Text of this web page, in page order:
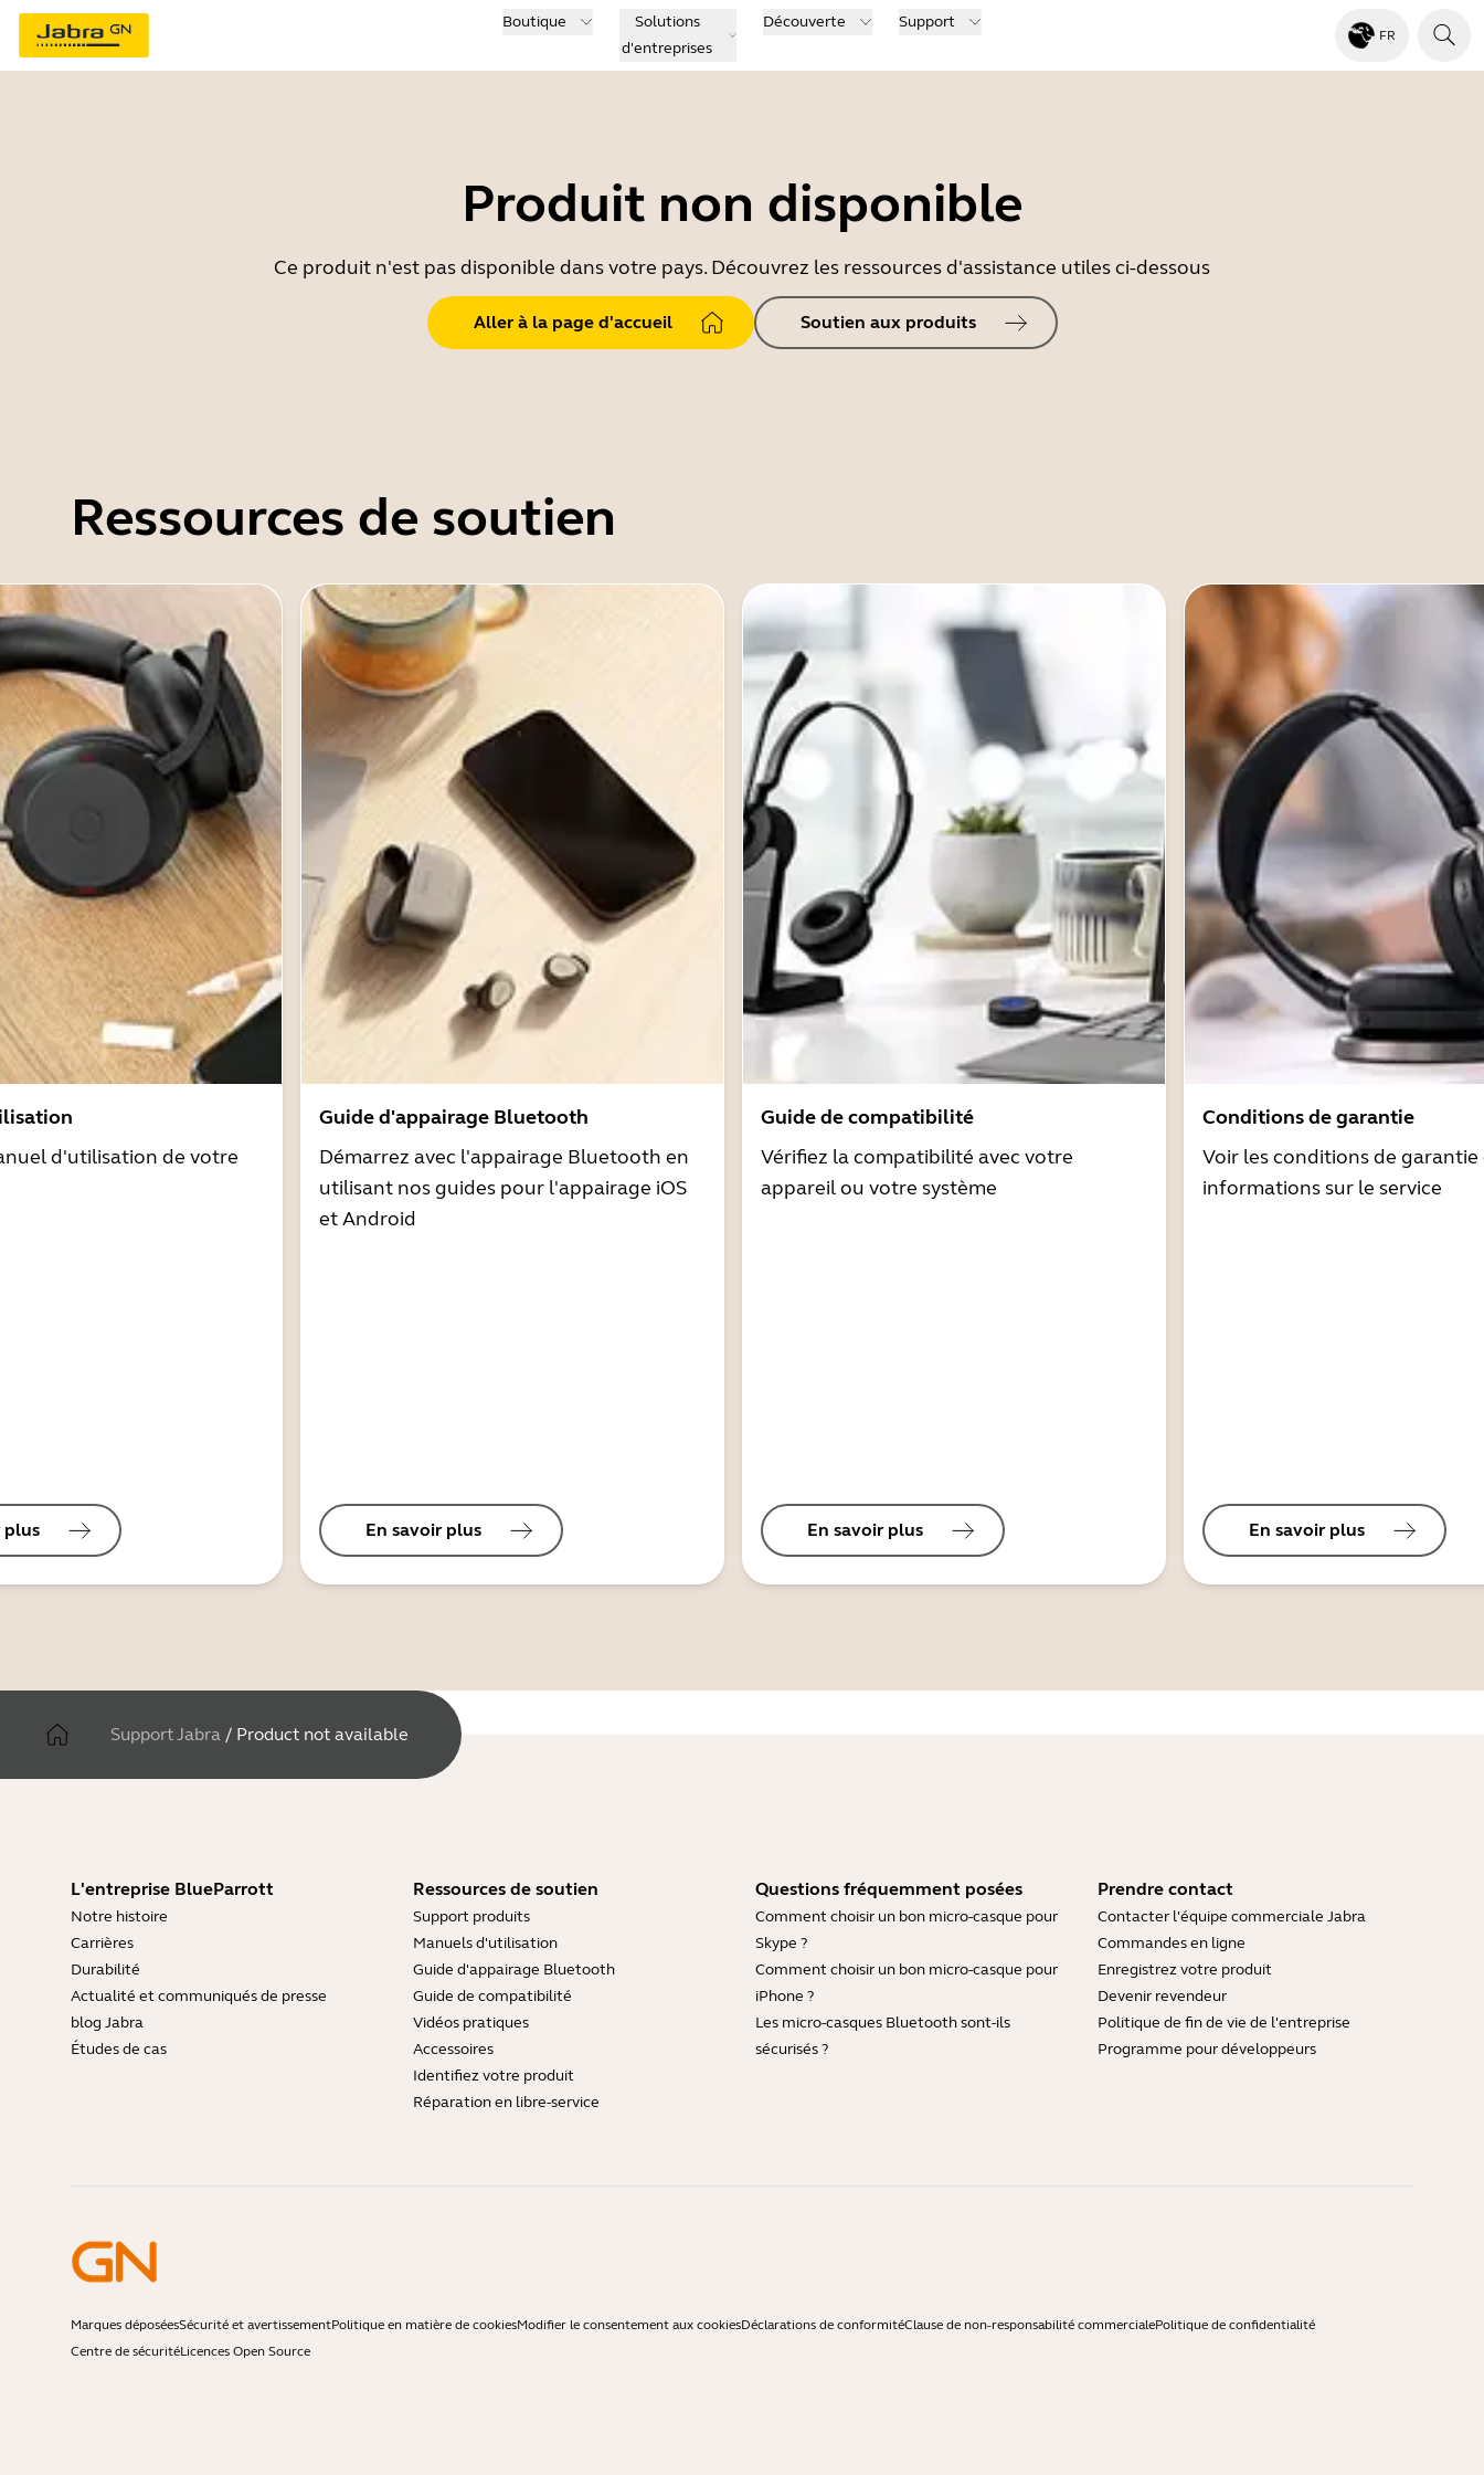
Boutique
Solutions
d'entreprises
Découverte Support
FR
Produit non disponible
Ce produit n'est pas disponible dans votre pays. Découvrez les ressources d'assistance utiles ci-dessous
Aller à la page d'accueil Soutien aux produits
Ressources de soutien
d'utilisation de votre
plus
Guide d'appairage Bluetooth
Démarrez avec l'appairage Bluetooth en
utilisant nos guides pour l'appairage iOS
et Android
En savoir plus
Guide de compatibilité
Vérifiez la compatibilité avec votre
appareil ou votre système
En savoir plus
Conditions de garantie
Voir les conditions de garantie
informations sur le service
En savoir plus
Support Jabra / Product not available
L'entreprise BlueParrott
Notre histoire
Carrières
Durabilité
Actualité et communiqués de presse
blog Jabra
Études de cas
Ressources de soutien
Support produits
Manuels d'utilisation
Guide d'appairage Bluetooth
Guide de compatibilité
Vidéos pratiques
Accessoires
Identifiez votre produit
Réparation en libre-service
Questions fréquemment posées
Comment choisir un bon micro-casque pour
Skype ?
Comment choisir un bon micro-casque pour
iPhone ?
Les micro-casques Bluetooth sont-ils
sécurisés ?
Prendre contact
Contacter l'équipe commerciale Jabra
Commandes en ligne
Enregistrez votre produit
Devenir revendeur
Politique de fin de vie de l'entreprise
Programme pour développeurs
Marques déposéesSécurité et avertissementPolitique en matière de cookiesModifier le consentement aux cookiesDéclarations de conformitéClause de non-responsabilité commercialePolitique de confidentialité
Centre de sécuritéLicences Open Source